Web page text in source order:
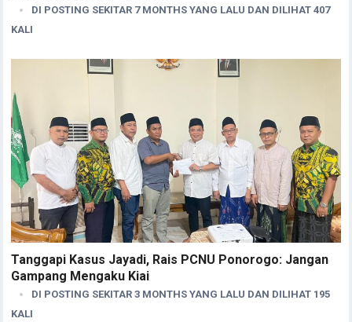
DI POSTING SEKITAR 7 MONTHS YANG LALU DAN DILIHAT 407
KALI
Tanggapi Kasus Jayadi, Rais PCNU Ponorogo: Jangan
Gampang Mengaku Kiai
DI POSTING SEKITAR 3 MONTHS YANG LALU DAN DILIHAT 195
KALI